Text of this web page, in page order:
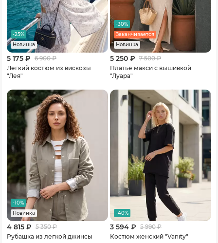
-25%
Новинка
5 175 ₽ 6 900₽
Легкий костюм из вискозы
"Лея"
-30%
Заканчивается
Новинка
5 250 ₽ 7 500₽
Платье макси с вышивкой
"Луара"
-10%
Новинка
4 815 ₽ 5 350₽
Рубашка из легкой джинсы
-40%
3 594 ₽ 5 990₽
Костюм женский "Vanity"